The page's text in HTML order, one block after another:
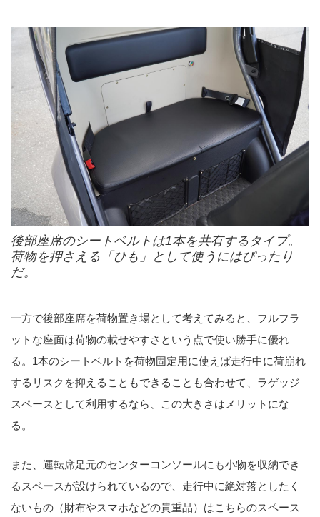
後部座席のシートベルトは1本を共有するタイプ。
荷物を押さえる「ひも」として使うにはぴったり
だ。
一方で後部座席を荷物置き場として考えてみると、フルフラ
ットな座面は荷物の載せやすさという点で使い勝手に優れ
る。1本のシートベルトを荷物固定用に使えば走行中に荷崩れ
するリスクを抑えることもできることも合わせて、ラゲッジ
スペースとして利用するなら、この大きさはメリットにな
る。
また、運転席足元のセンターコンソールにも小物を収納でき
るスペースが設けられているので、走行中に絶対落としたく
ないもの（財布やスマホなどの貴重品）はこちらのスペース